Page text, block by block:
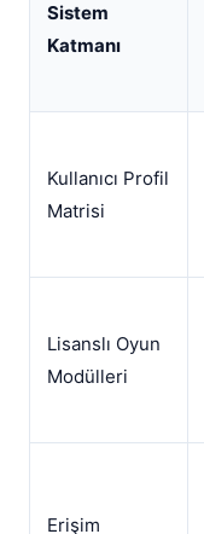
Sistem
Katmanı
Kullanıcı Profil
Matrisi
Lisanslı Oyun
Modülleri
Erişim